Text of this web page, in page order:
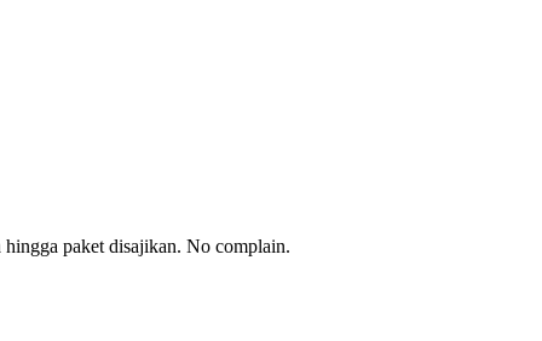
paket disajikan. No complain.